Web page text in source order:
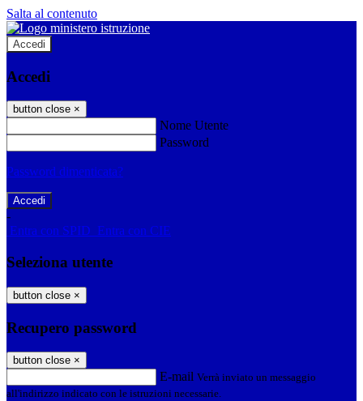
Salta al contenuto
Accedi
Accedi
button close ×
Nome Utente
Password
Password dimenticata?
-
Entra con SPID Entra con CIE
Seleziona utente
button close ×
Recupero password
button close ×
E-mail Verrà inviato un messaggio
all'indirizzo indicato con le istruzioni necessarie.